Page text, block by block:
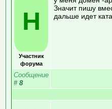
H
Участник
форума
Значит пишу
дальше идет
Сообщение
# 8